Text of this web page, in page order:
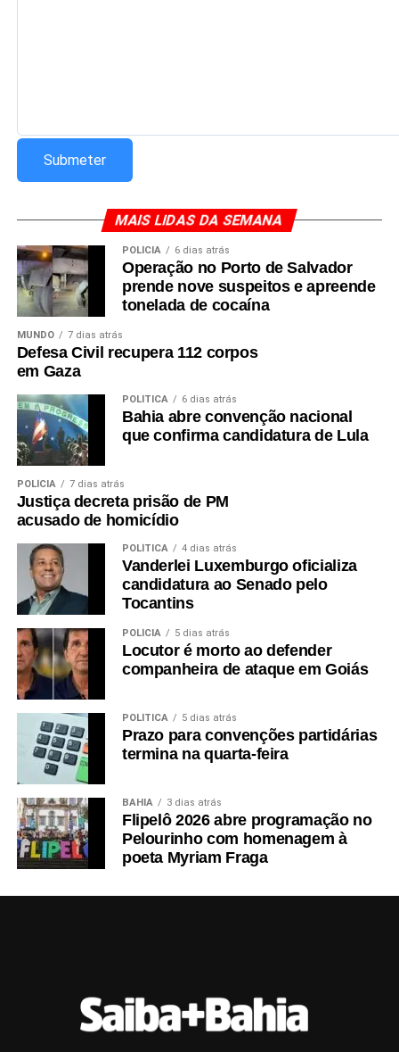
MAIS LIDAS DA SEMANA
POLÍCIA 6 dias atrás
Operação no Porto de Salvador
prende nove suspeitos e apreende
tonelada de cocaína
MUNDO 7 dias atrás
Defesa Civil recupera 112 corpos
em Gaza
POLÍTICA 6 dias atrás
Bahia abre convenção nacional
que confirma candidatura de Lula
POLÍCIA 7 dias atrás
Justiça decreta prisão de PM
acusado de homicídio
POLÍTICA 4 dias atrás
Vanderlei Luxemburgo oficializa
candidatura ao Senado pelo
Tocantins
POLÍCIA 5 dias atrás
Locutor é morto ao defender
companheira de ataque em Goiás
POLÍTICA 5 dias atrás
Prazo para convenções partidárias
termina na quarta-feira
BAHIA 3 dias atrás
Flipelô 2026 abre programação no
Pelourinho com homenagem à
poeta Myriam Fraga